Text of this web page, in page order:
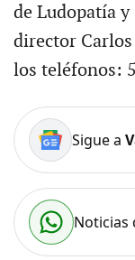
de Ludopatía
director
los teléfonos:
Sigue a
Noticias